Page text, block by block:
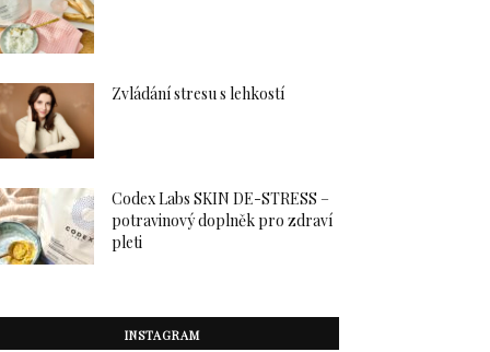
Zvládání stresu s lehkostí
Codex Labs SKIN DE-STRESS –
potravinový doplněk pro zdraví
pleti
INSTAGRAM